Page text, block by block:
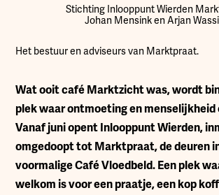
Stichting Inlooppunt Wierden
Johan Mensink en Arjan
Het bestuur en adviseurs van Marktpraat.
Wat ooit café Marktzicht was, wordt
plek waar ontmoeting en
Vanaf juni opent Inlooppunt Wierden,
omgedoopt tot Marktpraat, de deuren
voormalige Café Vloedbeld. Een plek
welkom is voor een praatje, een kop